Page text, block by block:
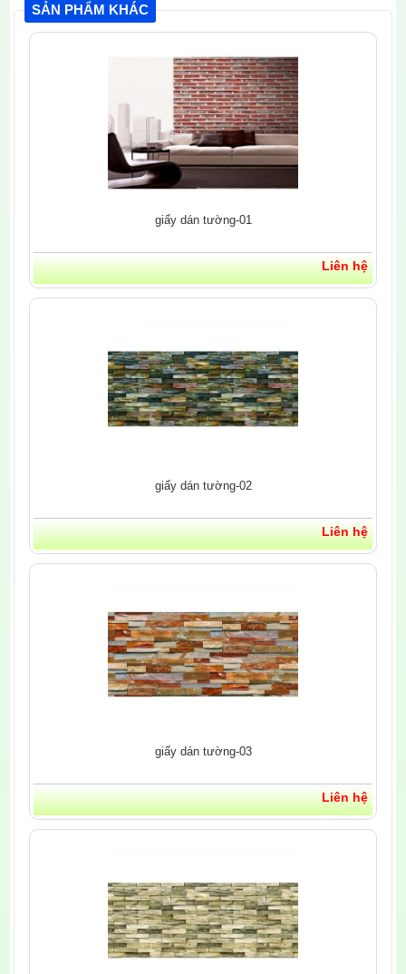
SẢN PHẨM KHÁC
giấy dán tường-01
Liên hệ
giấy dán tường-02
Liên hệ
giấy dán tường-03
Liên hệ